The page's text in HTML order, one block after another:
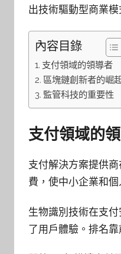
出技術驅動型商業模
內容目錄
支付領域的領導者
區塊鏈創新者的崛
監管科技的重要性
支付領域的
支付解決方案提供
費，使中小企業和
生物識別技術在支
了用戶體驗。排名